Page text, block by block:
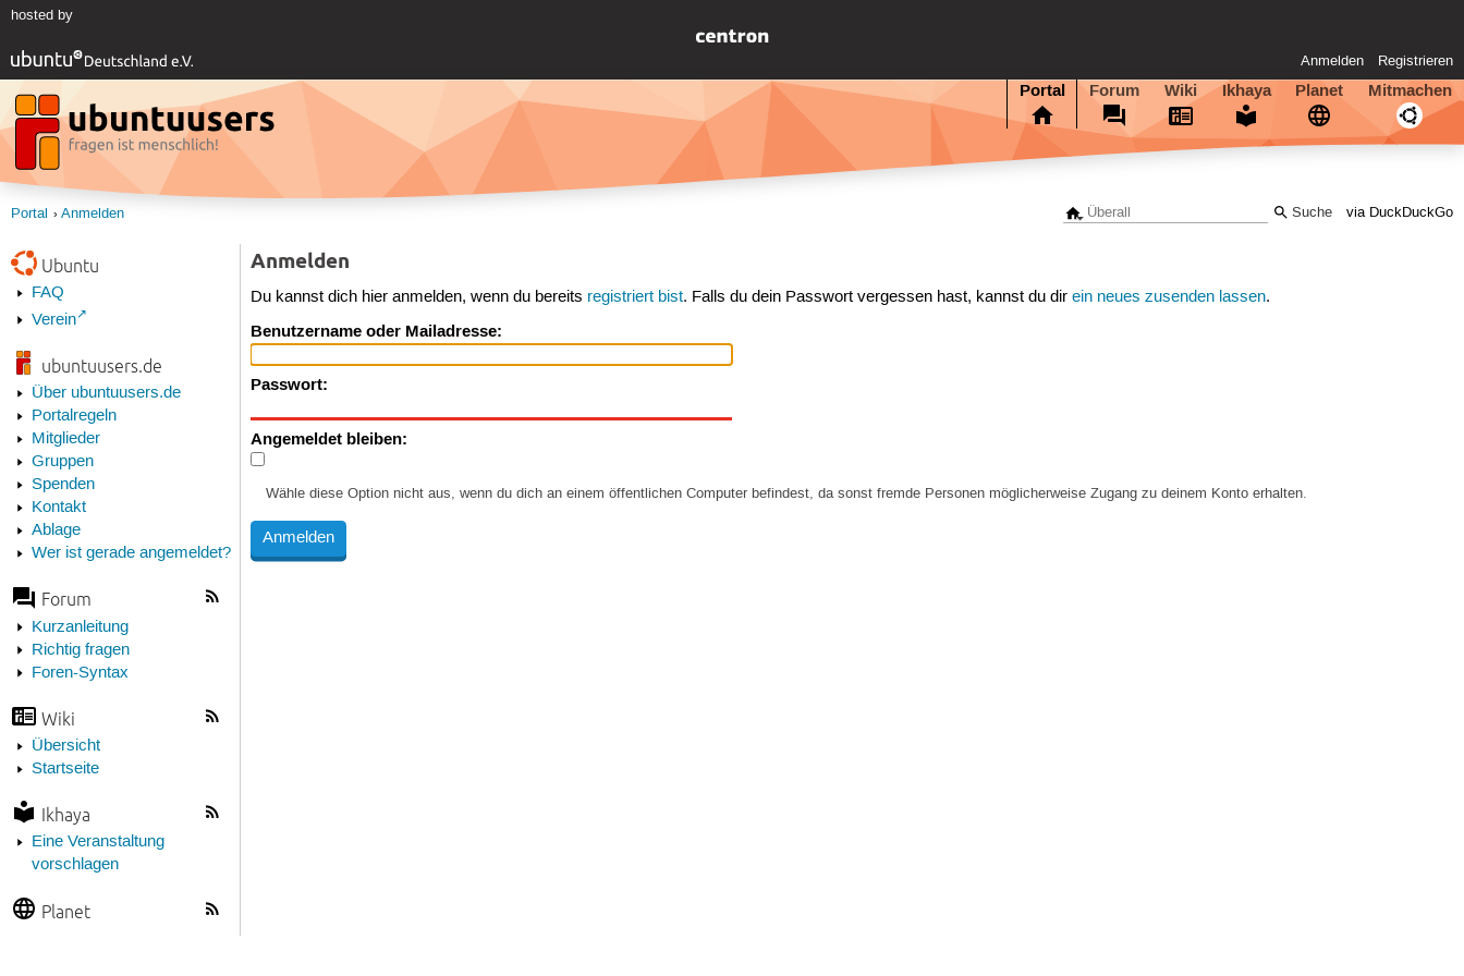
hosted by
Anmelden Registrieren
Portal Forum Wiki Ikhaya Planet Mitmachen
via DuckDuckGo
Portal Anmelden
Ubuntu
FAQ
Verein
ubuntuusers.de
Über ubuntuusers.de
Portalregeln
Mitglieder
Gruppen
Spenden
Kontakt
Ablage
Wer ist gerade angemeldet?
Forum
Kurzanleitung
Richtig fragen
Foren-Syntax
Wiki
Übersicht
Startseite
Ikhaya
Eine Veranstaltung
vorschlagen
Planet
Anmelden
Du kannst dich hier anmelden, wenn du bereits registriert bist. Falls du dein Passwort vergessen hast, kannst du direin neues zusenden lassen.
Benutzername oder Mailadresse:
Passwort:
Angemeldet bleiben:
Wähle diese Option nicht aus, wenn du dich an einem öffentlichen Computer befindest, da sonst fremde Personen möglicherweise Zugang zu deinem Konto erhalten.